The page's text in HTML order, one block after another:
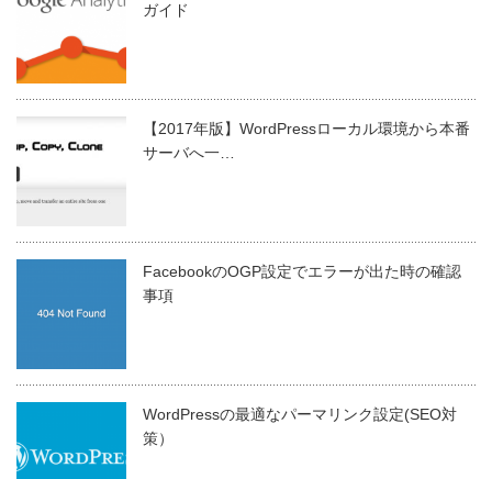
ガイド
【2017年版】WordPressローカル環境から本番
サーバへ一…
FacebookのOGP設定でエラーが出た時の確認
事項
WordPressの最適なパーマリンク設定(SEO対
策）